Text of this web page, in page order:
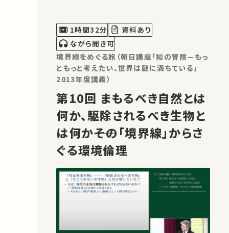
1時間32分
資料あり
ながら聞き可
境界線をめぐる旅（朝日講座「知の冒険—もっ
ともっと考えたい、世界は謎に満ちている」
2013年度講義）
第10回 まもるべき自然とは
何か、駆除されるべき生物と
は何か――その「境界線」からさ
ぐる環境倫理